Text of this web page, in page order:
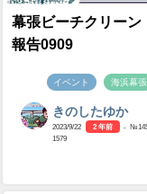
幕張ビーチクリーン
報告0909
イベント 海浜幕張
きのしたゆか
2023/9/22 2 年前
-
1579